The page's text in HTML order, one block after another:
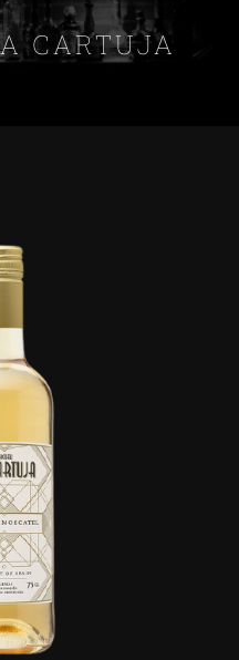
CARTUJA